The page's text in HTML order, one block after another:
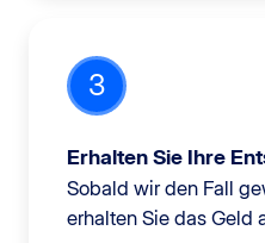
3
Erhalten Sie Ihre
Sobald wir den Fall
erhalten Sie das Geld